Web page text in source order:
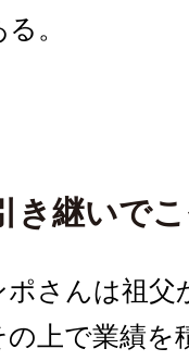
。
き継いで
ポさんは祖
の上で業績を